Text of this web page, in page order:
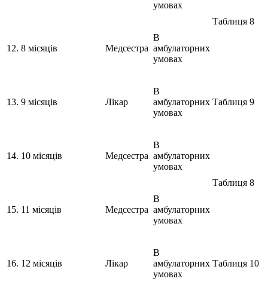
умовах
Таблиця 8
12. 8 місяців Медсестра
В
амбулаторних
умовах
13. 9 місяців Лікар
В
амбулаторних
умовах
Таблиця 9
14. 10 місяців Медсестра
В
амбулаторних
умовах
Таблиця 8
15. 11 місяців Медсестра
В
амбулаторних
умовах
16. 12 місяців Лікар
В
амбулаторних
умовах
Таблиця 10